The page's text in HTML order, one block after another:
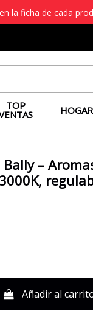
la ficha de cada
TOP HOGAR
–
Añadir al